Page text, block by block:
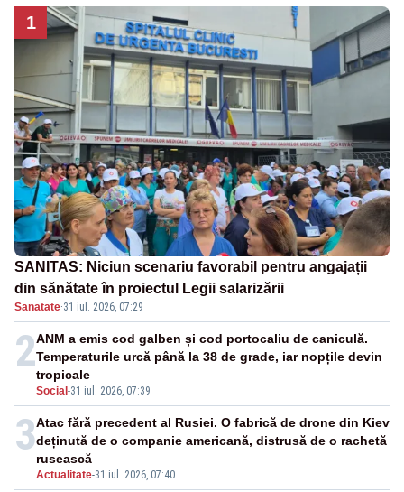
1
SANITAS: Niciun scenariu favorabil pentru angajații
din sănătate în proiectul Legii salarizării
Sanatate·31 iul. 2026, 07:29
2
Social -31 iul. 2026, 07:39
ANM a emis cod galben și cod portocaliu de caniculă.
Temperaturile urcă până la 38 de grade, iar nopțile devin
tropicale
3
Actualitate-31 iul. 2026, 07:40
Atac fără precedent al Rusiei. O fabrică de drone din Kiev
deținută de o companie americană, distrusă de o rachetă
rusească